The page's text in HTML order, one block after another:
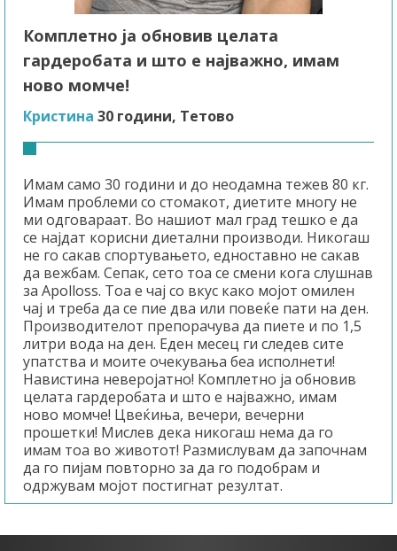
Комплетно ја обновив целата
гардеробата и што е најважно, имам
ново момче!
Кристина 30 години, Тетово
Имам само 30 години и до неодамна тежев 80 кг.
Имам проблеми со стомакот, диетите многу не
ми одговараат. Во нашиот мал град тешко е да
се најдат корисни диетални производи. Никогаш
не го сакав спортувањето, едноставно не сакав
да вежбам. Сепак, сето тоа се смени кога слушнав
за Apolloss. Тоа е чај со вкус како мојот омилен
чај и треба да се пие два или повеќе пати на ден.
Производителот препорачува да пиете и по 1,5
литри вода на ден. Еден месец ги следев сите
упатства и моите очекувања беа исполнети!
Навистина неверојатно! Комплетно ја обновив
целата гардеробата и што е најважно, имам
ново момче! Цвеќиња, вечери, вечерни
прошетки! Мислев дека никогаш нема да го
имам тоа во животот! Размислувам да започнам
да го пијам повторно за да го подобрам и
одржувам мојот постигнат резултат.